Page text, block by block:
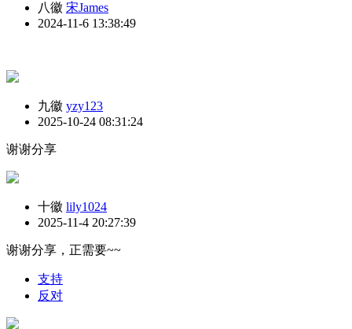
八徽 宋James
2024-11-6 13:38:49
九徽 yzy123
2025-10-24 08:31:24
谢谢分享
十徽 lily1024
2025-11-4 20:27:39
谢谢分享，正需要~~
支持
反对